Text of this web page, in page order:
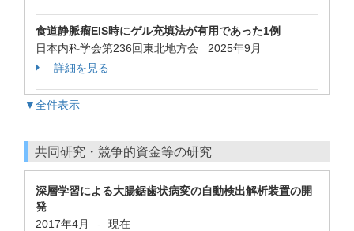
食道静脈瘤EIS時にゲル充填法が有用であった1例
日本内科学会第236回東北地方会 2025年9月
詳細を見る
▼全件表示
共同研究・競争的資金等の研究
深層学習による大腸鋸歯状病変の自動検出解析装置の開
発
2017年4月
-
現在